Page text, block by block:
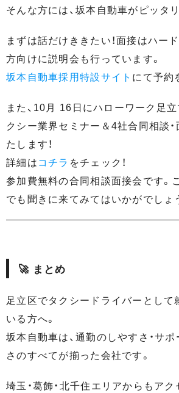
そんな方には、坂本自動車がピッタリ
まずは話だけききたい！面接はハー
方向けに説明会も行っています。
坂本自動車採用特設サイト にて予約
また、10月 16日にハローワーク足
クシー業界セミナー＆4社合同相談・
たします！
詳細はコチラ をチェック！
参加費無料の合同相談面接会です。
でも聞きに来てみてはいかがでしょ
🚀 まとめ
足立区でタクシードライバーとして
いる方へ。
坂本自動車は、通勤のしやすさ・サ
さのすべてが揃った会社です。
埼玉・葛飾・北千住エリアからもアク